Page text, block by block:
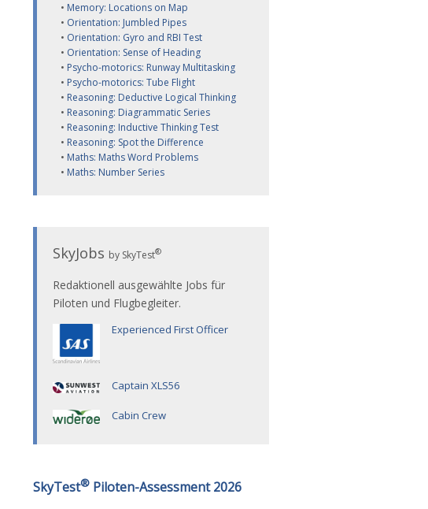
• Memory: Locations on Map
• Orientation: Jumbled Pipes
• Orientation: Gyro and RBI Test
• Orientation: Sense of Heading
• Psycho-motorics: Runway Multitasking
• Psycho-motorics: Tube Flight
• Reasoning: Deductive Logical Thinking
• Reasoning: Diagrammatic Series
• Reasoning: Inductive Thinking Test
• Reasoning: Spot the Difference
• Maths: Maths Word Problems
• Maths: Number Series
SkyJobs by SkyTest®
Redaktionell ausgewählte Jobs für
Piloten und Flugbegleiter.
Experienced First Officer
Captain XLS56
Cabin Crew
SkyTest® Piloten-Assessment 2026